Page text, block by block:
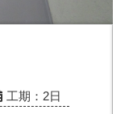
工期：5日